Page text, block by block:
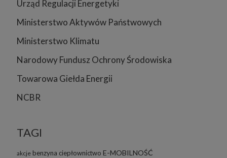
Urząd Regulacji Energetyki
Ministerstwo Aktywów Państwowych
Ministerstwo Klimatu
Narodowy Fundusz Ochrony Środowiska
Towarowa Giełda Energii
NCBR
TAGI
akcje benzyna ciepłownictwo E-MOBILNOŚĆ
Sposób wyłączenia plików cookies w poszczególnych
przeglądarkach znajdziesz na poniższych stronach:
Chrome, Firefox, Safari.
Pamiętaj, że zmiana ustawienia plików cookies i podobnych
serwisu.
zamieszczenie w serwisie jej nowej wersji.
Regulamin serwisu